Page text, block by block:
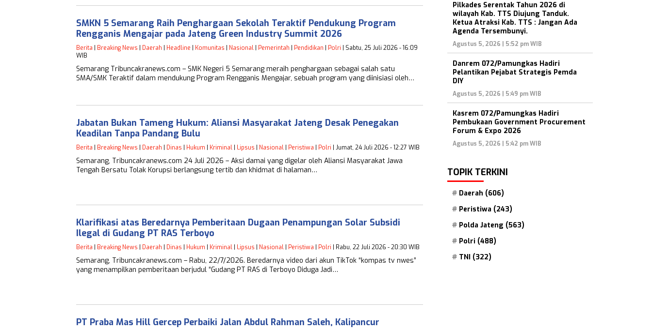
SMKN 5 Semarang Raih Penghargaan Sekolah Teraktif Pendukung Program
Rengganis Mengajar pada Jateng Green Industry Summit 2026
Berita Breaking News Daerah Headline Komunitas Nasional Pemerintah Pendidikan Polri | Sabtu, 25 Juli 2026 - 16:09
WIB
Semarang Tribuncakranews.com – SMK Negeri 5 Semarang meraih penghargaan sebagai salah satu
SMA/SMK Teraktif dalam mendukung Program Rengganis Mengajar, sebuah program yang diinisiasi oleh…
Jabatan Bukan Tameng Hukum: Aliansi Masyarakat Jateng Desak Penegakan
Keadilan Tanpa Pandang Bulu
Berita Breaking News Daerah Dinas Hukum Kriminal Lipsus Nasional Peristiwa Polri | Jumat, 24 Juli 2026 - 12:27 WIB
Semarang, Tribuncakranews.com 24 Juli 2026 – Aksi damai yang digelar oleh Aliansi Masyarakat Jawa
Tengah Bersatu Tolak Korupsi berlangsung tertib dan khidmat di halaman…
Klarifikasi atas Beredarnya Pemberitaan Dugaan Penampungan Solar Subsidi
Ilegal di Gudang PT RAS Terboyo
Berita Breaking News Daerah Dinas Hukum Kriminal Lipsus Nasional Peristiwa Polri | Rabu, 22 Juli 2026 - 20:30 WIB
Semarang, Tribuncakranews.com – Rabu, 22/7/2026. Beredarnya video dari akun TikTok “kompas tv nwes”
yang menampilkan pemberitaan berjudul “Gudang PT RAS di Terboyo Diduga Jadi…
PT Praba Mas Hill Gercep Perbaiki Jalan Abdul Rahman Saleh, Kalipancur
Pilkades Serentak Tahun 2026 di
wilayah Kab. TTS Diujung Tanduk.
Ketua Atraksi Kab. TTS : Jangan Ada
Agenda Tersembunyi.
Agustus 5, 2026 | 5:52 pm WIB
Danrem 072/Pamungkas Hadiri
Pelantikan Pejabat Strategis Pemda
DIY
Agustus 5, 2026 | 5:49 pm WIB
Kasrem 072/Pamungkas Hadiri
Pembukaan Government Procurement
Forum & Expo 2026
Agustus 5, 2026 | 5:42 pm WIB
TOPIK TERKINI
Daerah (606)
Peristiwa (243)
Polda Jateng (563)
Polri (488)
TNI (322)